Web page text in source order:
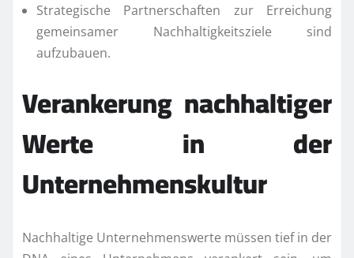
Strategische Partnerschaften zur Erreichung
gemeinsamer Nachhaltigkeitsziele sind
aufzubauen.
Verankerung nachhaltiger
Werte in der
Unternehmenskultur
Nachhaltige Unternehmenswerte müssen tief in der